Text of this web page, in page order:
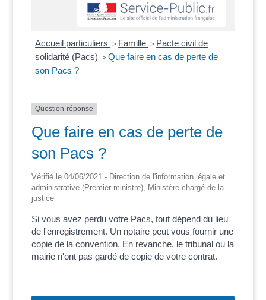
Accueil particuliers > Famille > Pacte civil de
solidarité (Pacs) > Que faire en cas de perte de
son Pacs ?
Question-réponse
Que faire en cas de perte de
son Pacs ?
Vérifié le 04/06/2021 - Direction de l'information légale et
administrative (Premier ministre), Ministère chargé de la
justice
Si vous avez perdu votre Pacs, tout dépend du lieu
de l'enregistrement. Un notaire peut vous fournir une
copie de la convention. En revanche, le tribunal ou la
mairie n'ont pas gardé de copie de votre contrat.